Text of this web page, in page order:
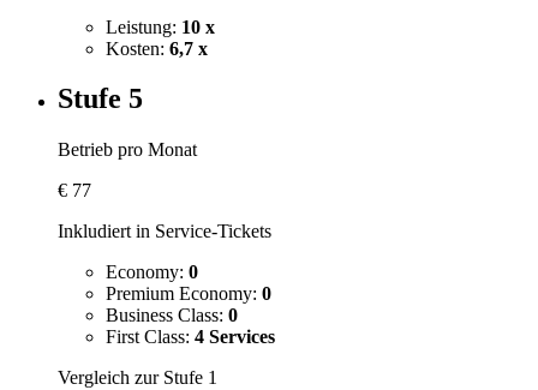
Leistung: 10 x
Kosten: 6,7 x
Stufe 5
Betrieb pro Monat
€ 77
Inkludiert in Service-Tickets
Economy: 0
Premium Economy: 0
Business Class: 0
First Class: 4 Services
Vergleich zur Stufe 1